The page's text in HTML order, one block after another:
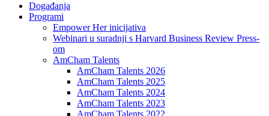
Događanja
Programi
Empower Her inicijativa
Webinari u suradnji s Harvard Business Review Press-
om
AmCham Talents
AmCham Talents 2026
AmCham Talents 2025
AmCham Talents 2024
AmCham Talents 2023
AmCham Talents 2022